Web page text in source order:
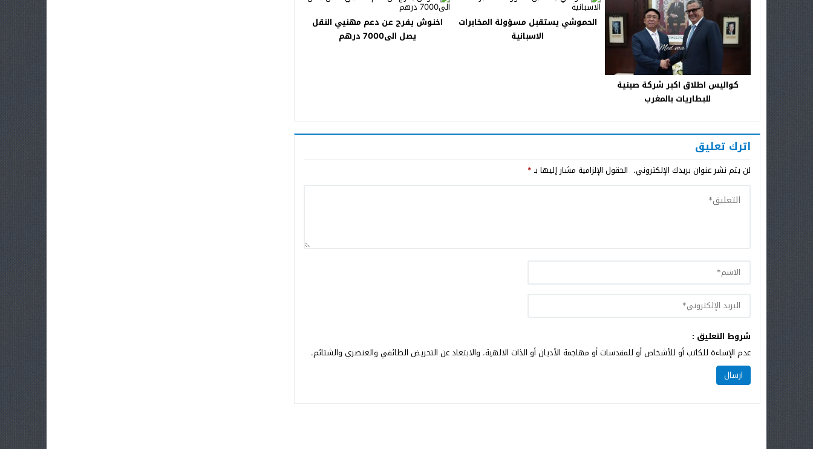
كواليس اطلاق اكبر شركة صينية
للبطاريات بالمغرب
الحموشي يستقبل مسؤولة المخابرات
الاسبانية
اخنوش يفرج عن دعم مهنيي النقل
يصل الى7000 درهم
اترك تعليق
لن يتم نشر عنوان بريدك الإلكتروني. الحقول الإلزامية مشار إليها بـ*
شروط التعليق :
عدم الإساءة للكاتب أو للأشخاص أو للمقدسات أو مهاجمة الأديان أو الذات الالهية. والابتعاد عن التحريض الطائفي والعنصري والشتائم.